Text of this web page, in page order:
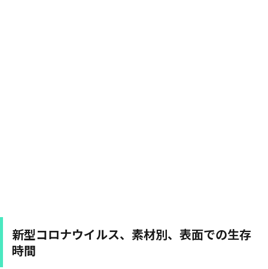
新型コロナウイルス、素材別、表面での生存
時間